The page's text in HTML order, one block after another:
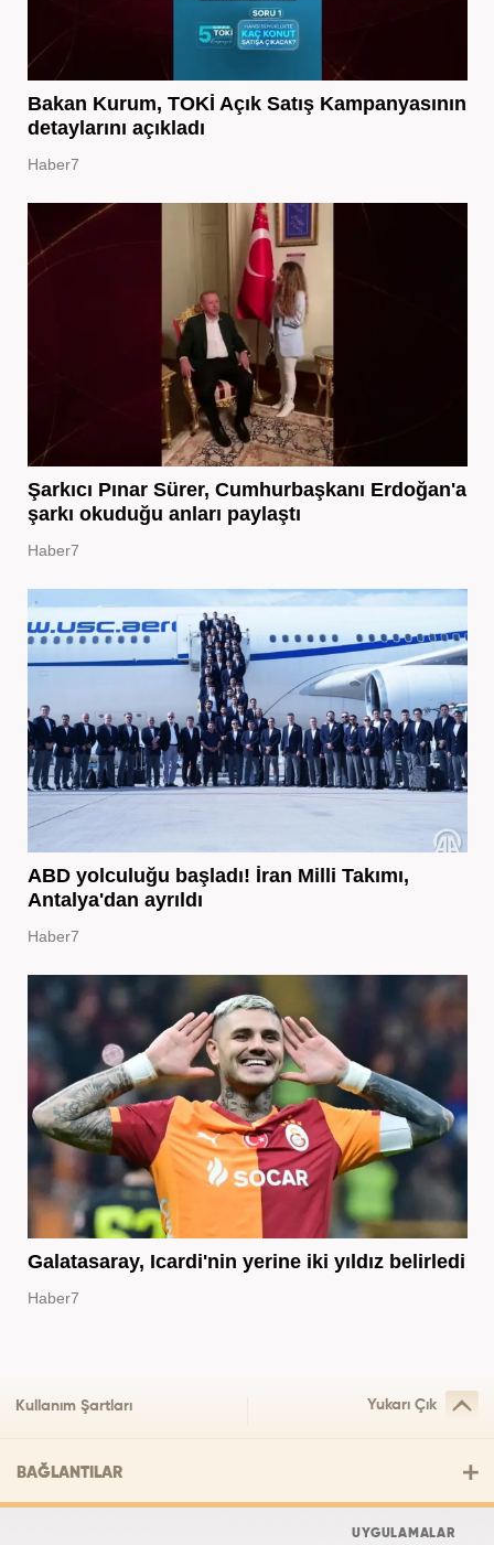
Bakan Kurum, TOKİ Açık Satış Kampanyasının
detaylarını açıkladı
Haber7
Şarkıcı Pınar Sürer, Cumhurbaşkanı Erdoğan'a
şarkı okuduğu anları paylaştı
Haber7
ABD yolculuğu başladı! İran Milli Takımı,
Antalya'dan ayrıldı
Haber7
Galatasaray, Icardi'nin yerine iki yıldız belirledi
Haber7
Kullanım Şartları Yukarı Çık
BAĞLANTILAR
UYGULAMALAR